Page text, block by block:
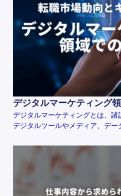
デジタルマーケティング
デジタルマーケティングとは、諸
デジタルツールやメディア、デ